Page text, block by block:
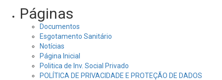
Páginas
Documentos
Esgotamento Sanitário
Notícias
Página Inicial
Politica de Inv. Social Privado
POLÍTICA DE PRIVACIDADE E PROTEÇÃO DE DADOS